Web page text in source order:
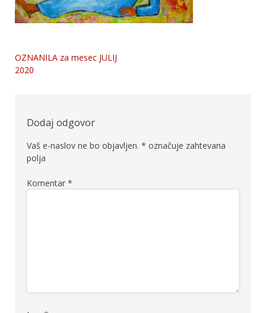
Navigacija
OZNANILA za mesec JULIJ
2020
Dodaj odgovor
Vaš e-naslov ne bo objavljen. * označuje zahtevana
polja
Komentar *